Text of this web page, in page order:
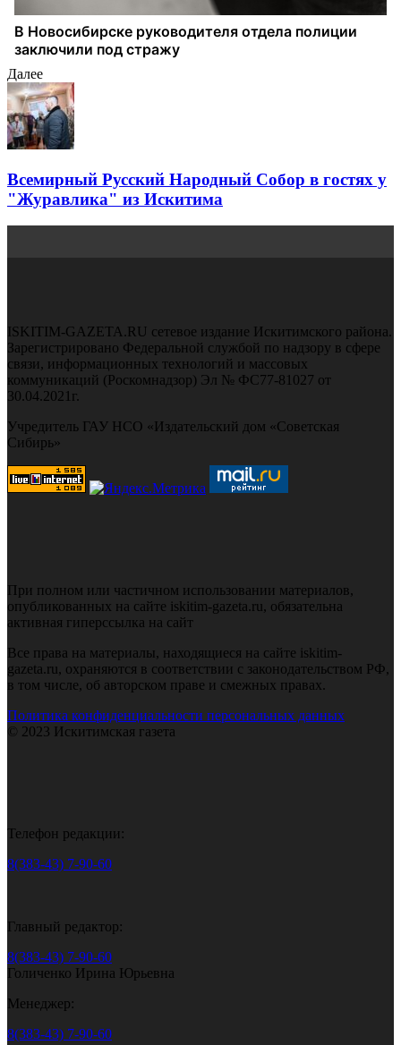
Далее
Всемирный Русский Народный Собор в гостях у
"Журавлика" из Искитима
ISKITIM-GAZETA.RU сетевое издание Искитимского района.
Зарегистрировано Федеральной службой по надзору в сфере
связи, информационных технологий и массовых
коммуникаций (Роскомнадзор) Эл № ФС77-81027 от
30.04.2021г.
Учредитель ГАУ НСО «Издательский дом «Советская
Сибирь»
При полном или частичном использовании материалов,
опубликованных на сайте iskitim-gazeta.ru, обязательна
активная гиперссылка на сайт
Все права на материалы, находящиеся на сайте iskitim-
gazeta.ru, охраняются в соответствии с законодательством РФ,
в том числе, об авторском праве и смежных правах.
Политика конфиденциальности персональных данных
© 2023 Искитимская газета
Телефон редакции:
8(383-43) 7-90-60
Главный редактор:
8(383-43) 7-90-60
Голиченко Ирина Юрьевна
Менеджер:
8(383-43) 7-90-60